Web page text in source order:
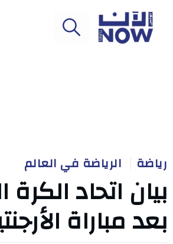
رياضة الرياضة في العالم
بيان اتحاد
بعد مباراة